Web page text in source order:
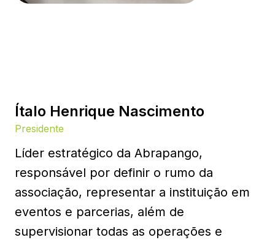
Ítalo Henrique Nascimento
Presidente
Líder estratégico da Abrapango,
responsável por definir o rumo da
associação, representar a instituição em
eventos e parcerias, além de
supervisionar todas as operações e